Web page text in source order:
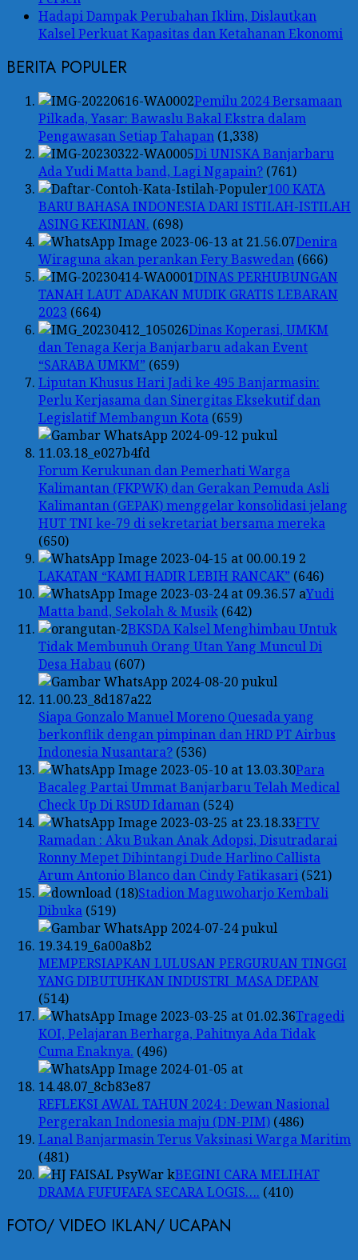
Hadapi Dampak Perubahan Iklim, Dislautkan
Kalsel Perkuat Kapasitas dan Ketahanan Ekonomi
BERITA POPULER
Pemilu 2024 Bersamaan
Pilkada, Yasar: Bawaslu Bakal Ekstra dalam
Pengawasan Setiap Tahapan (1,338)
Di UNISKA Banjarbaru
Ada Yudi Matta band, Lagi Ngapain? (761)
100 KATA
BARU BAHASA INDONESIA DARI ISTILAH-ISTILAH
ASING KEKINIAN. (698)
Denira
Wiraguna akan perankan Fery Baswedan (666)
DINAS PERHUBUNGAN
TANAH LAUT ADAKAN MUDIK GRATIS LEBARAN
2023 (664)
Dinas Koperasi, UMKM
dan Tenaga Kerja Banjarbaru adakan Event
“SARABA UMKM” (659)
Liputan Khusus Hari Jadi ke 495 Banjarmasin:
Perlu Kerjasama dan Sinergitas Eksekutif dan
Legislatif Membangun Kota (659)
Forum Kerukunan dan Pemerhati Warga
Kalimantan (FKPWK) dan Gerakan Pemuda Asli
Kalimantan (GEPAK) menggelar konsolidasi jelang
HUT TNI ke-79 di sekretariat bersama mereka
(650)
LAKATAN “KAMI HADIR LEBIH RANCAK” (646)
Yudi
Matta band, Sekolah & Musik (642)
BKSDA Kalsel Menghimbau Untuk
Tidak Membunuh Orang Utan Yang Muncul Di
Desa Habau (607)
Siapa Gonzalo Manuel Moreno Quesada yang
berkonflik dengan pimpinan dan HRD PT Airbus
Indonesia Nusantara? (536)
Para
Bacaleg Partai Ummat Banjarbaru Telah Medical
Check Up Di RSUD Idaman (524)
FTV
Ramadan : Aku Bukan Anak Adopsi, Disutradarai
Ronny Mepet Dibintangi Dude Harlino Callista
Arum Antonio Blanco dan Cindy Fatikasari (521)
Stadion Maguwoharjo Kembali
Dibuka (519)
MEMPERSIAPKAN LULUSAN PERGURUAN TINGGI
YANG DIBUTUHKAN INDUSTRI MASA DEPAN
(514)
Tragedi
KOI, Pelajaran Berharga, Pahitnya Ada Tidak
Cuma Enaknya. (496)
REFLEKSI AWAL TAHUN 2024 : Dewan Nasional
Pergerakan Indonesia maju (DN-PIM) (486)
Lanal Banjarmasin Terus Vaksinasi Warga Maritim
(481)
BEGINI CARA MELIHAT
DRAMA FUFUFAFA SECARA LOGIS…. (410)
FOTO/ VIDEO IKLAN/ UCAPAN